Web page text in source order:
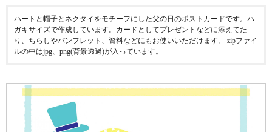
ハートと帽子とネクタイをモチーフにした父の日のポストカードです。ハ
ガキサイズで作成しています。カードとしてプレゼントなどに添えてた
り、ちらしやパンフレット、資料などにもお使いいただけます。 zipファイ
ルの中はjpg、png(背景透過)が入っています。